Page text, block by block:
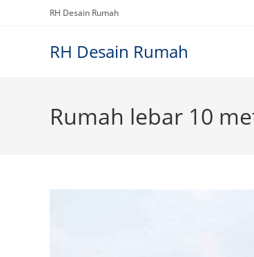
RH Desain Rumah
RH Desain Rumah
Rumah lebar 10